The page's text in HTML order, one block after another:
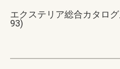
エクステリア総合カタロ
93)